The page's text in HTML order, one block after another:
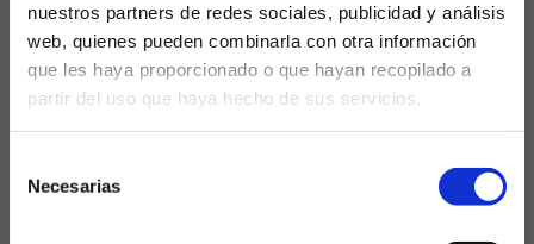
nuestros partners de redes sociales, publicidad y análisis
web, quienes pueden combinarla con otra información
que les haya proporcionado o que hayan recopilado a
partir del uso que haya hecho de sus servicios.
Necesarias
¿Eres mayor de edad?
SÍ, SOY MAYOR DE 18 AÑOS
Leyenda del Real Madrid con 5 Champions, 3 Ligas, 2
Copas y un Balón de Oro, además de un The Best, el
futbolista encara el final de su carrera deportiva,
campaña de blanco.